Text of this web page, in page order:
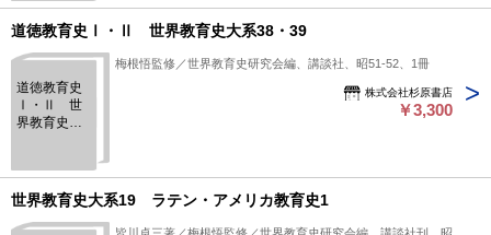
道徳教育史Ⅰ・Ⅱ 世界教育史大系38・39
道徳教育史
Ⅰ・Ⅱ 世
界教育史大
梅根悟監修／世界教育史研究会編、講談社、昭51-52、1冊
株式会社杉原書店
￥3,300
世界教育史大系19 ラテン・アメリカ教育史1